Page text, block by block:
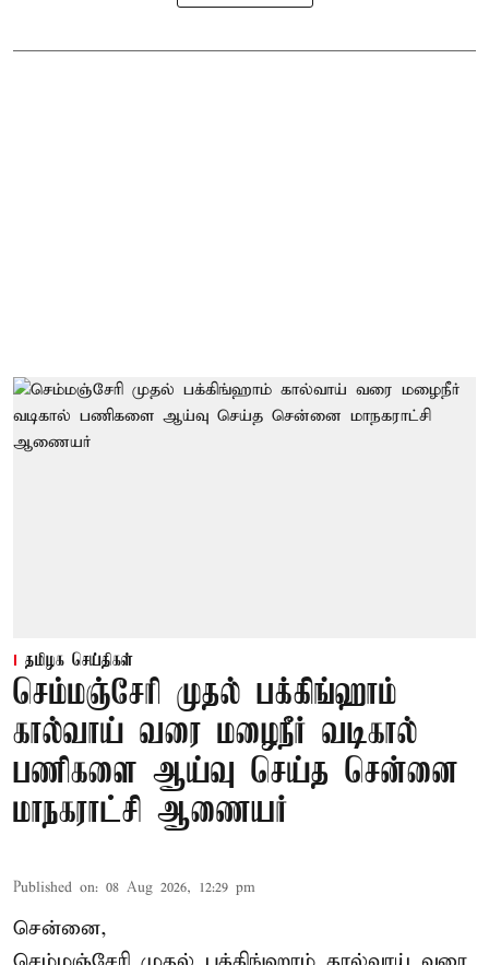
தமிழக செய்திகள்
செம்மஞ்சேரி முதல் பக்கிங்ஹாம்
கால்வாய் வரை மழைநீர் வடிகால்
பணிகளை ஆய்வு செய்த சென்னை
மாநகராட்சி ஆணையர்
Published on: 08 Aug 2026, 12:29 pm
சென்னை,